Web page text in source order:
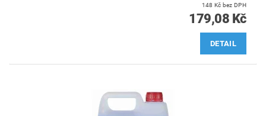
148 Kč bez DPH
179,08 Kč
DETAIL